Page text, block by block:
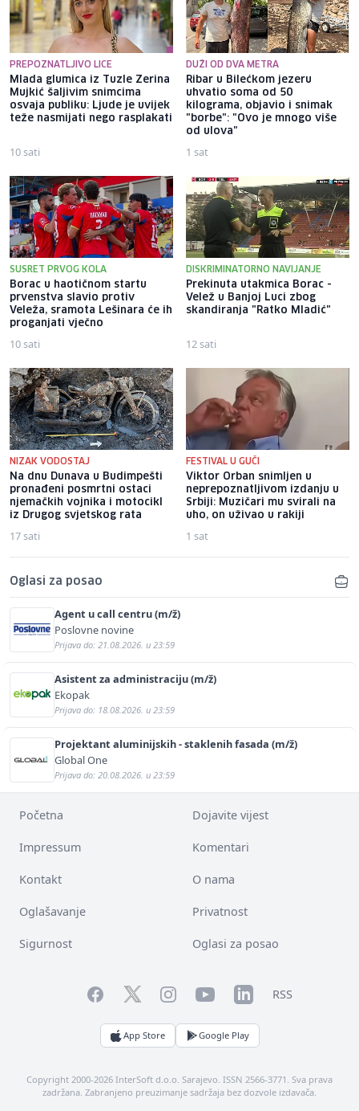
PREPOZNATLJIVO LICE
Mlada glumica iz Tuzle Zerina
Mujkić šaljivim snimcima
osvaja publiku: Ljude je uvijek
teže nasmijati nego rasplakati
10 sati
DUŽI OD DVA METRA
Ribar u Bilećkom jezeru
uhvatio soma od 50
kilograma, objavio i snimak
"borbe": "Ovo je mnogo više
od ulova"
1 sat
SUSRET PRVOG KOLA
Borac u haotičnom startu
prvenstva slavio protiv
Veleža, sramota Lešinara će ih
proganjati vječno
10 sati
DISKRIMINATORNO NAVIJANJE
Prekinuta utakmica Borac -
Velež u Banjoj Luci zbog
skandiranja "Ratko Mladić"
12 sati
NIZAK VODOSTAJ
Na dnu Dunava u Budimpešti
pronađeni posmrtni ostaci
njemačkih vojnika i motocikl
iz Drugog svjetskog rata
17 sati
FESTIVAL U GUČI
Viktor Orban snimljen u
neprepoznatljivom izdanju u
Srbiji: Muzičari mu svirali na
uho, on uživao u rakiji
1 sat
Oglasi za posao
Agent u call centru (m/ž)
Poslovne novine
Prijava do: 21.08.2026. u 23:59
Asistent za administraciju (m/ž)
Ekopak
Prijava do: 18.08.2026. u 23:59
Projektant aluminijskih - staklenih fasada (m/ž)
Global One
Prijava do: 20.08.2026. u 23:59
Početna Dojavite vijest
Impressum Komentari
Kontakt O nama
Oglašavanje Privatnost
Sigurnost Oglasi za posao
FacebookTwitterInstagramYouTubeLinkedInRSS
App Store Google Play
Copyright 2000-2026 InterSoft d.o.o. Sarajevo. ISSN 2566-3771. Sva prava
zadržana. Zabranjeno preuzimanje sadržaja bez dozvole izdavača.